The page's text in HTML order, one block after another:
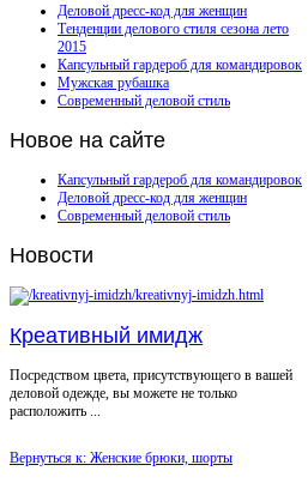
Деловой дресс-код для женщин
Тенденции делового стиля сезона лето
2015
Капсульный гардероб для командировок
Мужская рубашка
Современный деловой стиль
Новое на сайте
Капсульный гардероб для командировок
Деловой дресс-код для женщин
Современный деловой стиль
Новости
Креативный имидж
Посредством цвета, присутствующего в вашей
деловой одежде, вы можете не только
расположить ...
Вернуться к: Женские брюки, шорты